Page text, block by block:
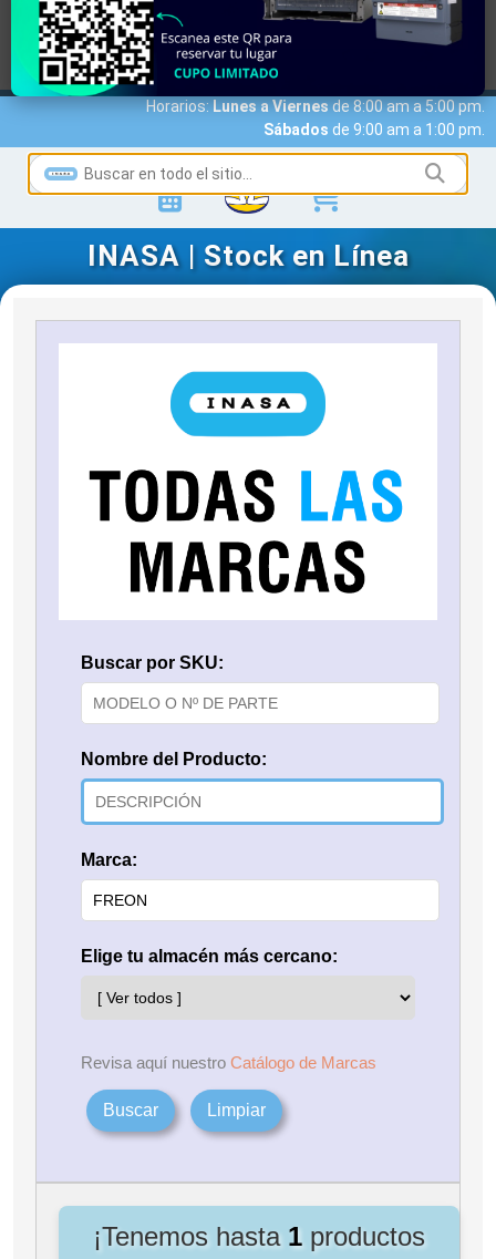
MARCAS ACCESO A CLIENTES
SERVICIOS
NOTICIAS
NOSOTROS
Horarios:Lunes a Viernesde 8:00 am a 5:00 pm.
Sábados de 9:00 am a 1:00 pm.
INASA | Stock en Línea
Buscar por SKU:
Nombre del Producto:
Marca:
Elige tu almacén más cercano:
Revisa aquí nuestro Catálogo de Marcas
Buscar Limpiar
¡Tenemos hasta 1 productos